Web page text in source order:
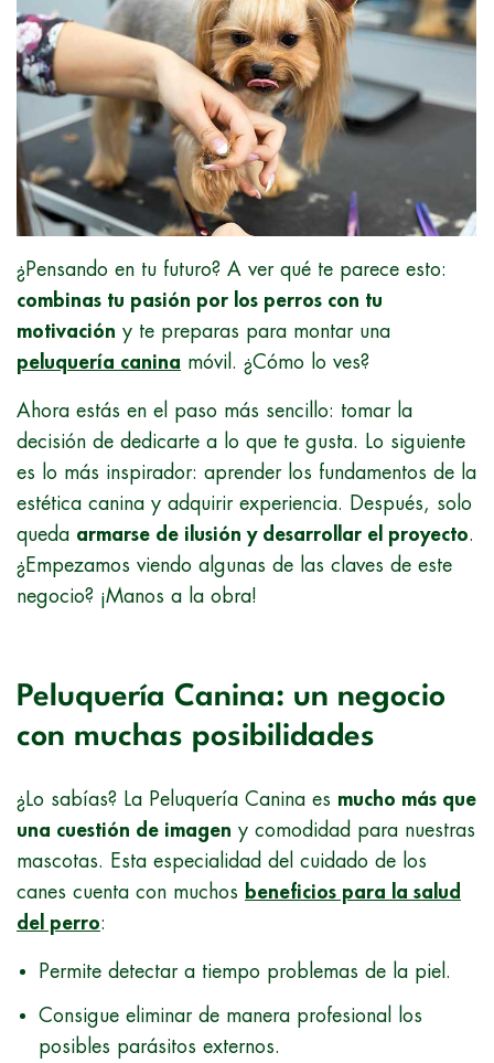
¿Pensando en tu futuro? A ver qué te parece esto:
combinas tu pasión por los perros con tu
motivación y te preparas para montar una
peluquería canina móvil. ¿Cómo lo ves?
Ahora estás en el paso más sencillo: tomar la
decisión de dedicarte a lo que te gusta. Lo siguiente
es lo más inspirador: aprender los fundamentos de la
estética canina y adquirir experiencia. Después, solo
queda armarse de ilusión y desarrollar el proyecto.
¿Empezamos viendo algunas de las claves de este
negocio? ¡Manos a la obra!
Peluquería Canina: un negocio
con muchas posibilidades
¿Lo sabías? La Peluquería Canina es mucho más que
una cuestión de imagen y comodidad para nuestras
mascotas. Esta especialidad del cuidado de los
canes cuenta con muchos beneficios para la salud
del perro:
Permite detectar a tiempo problemas de la piel.
Consigue eliminar de manera profesional los
posibles parásitos externos.